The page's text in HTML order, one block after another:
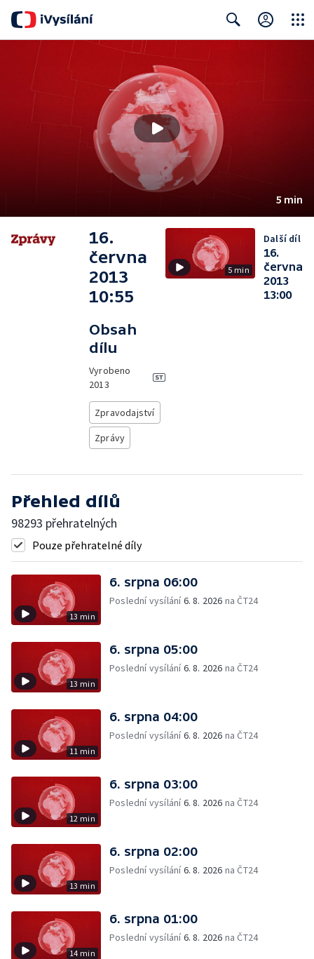
5 min
16.
června
2013
10:55
Obsah
dílu
Vyrobeno
2013
Zpravodajství
Zprávy
5 min
Další díl
16.
června
2013
13:00
Přehled dílů
98293 přehratelných
Pouze přehratelné díly
13 min
6. srpna 06:00
Poslední vysílání6. 8. 2026 na ČT24
13 min
6. srpna 05:00
Poslední vysílání6. 8. 2026 na ČT24
11 min
6. srpna 04:00
Poslední vysílání6. 8. 2026 na ČT24
12 min
6. srpna 03:00
Poslední vysílání6. 8. 2026 na ČT24
13 min
6. srpna 02:00
Poslední vysílání6. 8. 2026 na ČT24
14 min
6. srpna 01:00
Poslední vysílání6. 8. 2026 na ČT24